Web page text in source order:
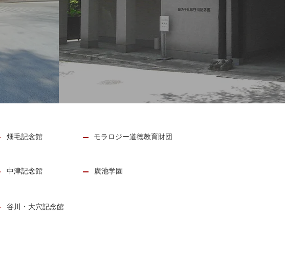
畑毛記念館 モラロジー道徳教育財団
中津記念館 廣池学園
谷川・大穴記念館